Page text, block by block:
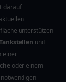
darauf
unterstützen
Tankstellen und
einer
oder einem